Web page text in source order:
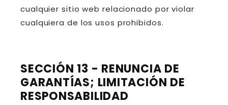
cualquier sitio web relacionado por violar
cualquiera de los usos prohibidos.
SECCIÓN 13 - RENUNCIA DE
GARANTÍAS; LIMITACIÓN DE
RESPONSABILIDAD